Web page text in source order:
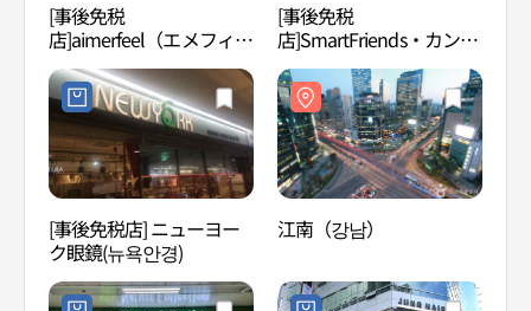
[事後免税
店]aimerfeel（エメフィー
ル）・カンナム（江南）
1号店(에메필 강남1호점)
[事後免税
店]SmartFriends・カンナ
ム（江南）駅地下ショッ
ピングセンター店
(SmartFriends 강남역지하
쇼핑센터점)
[事後免税店] ニューヨー
ク眼鏡(뉴욕안경)
江南（강남）